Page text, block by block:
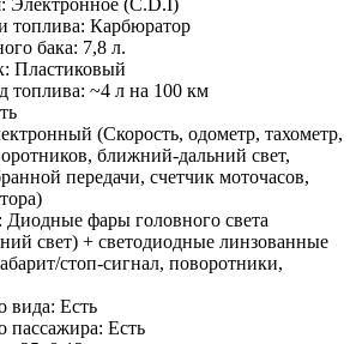
Электронное (C.D.I)
топлива: Карбюратор
бака: 7,8 л.
Пластиковый
топлива: ~4 л на 100 км
(Скорость, одометр, тахометр,
ближний-дальний свет,
передачи, счетчик моточасов,
фары головного света
свет) + светодиодные линзованные
стоп-сигнал, поворотники,
вида: Есть
пассажира: Есть